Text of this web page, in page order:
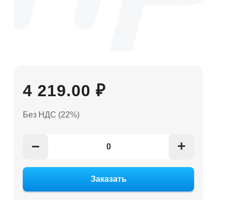
4 219.00 ₽
Без НДС (22%)
− +